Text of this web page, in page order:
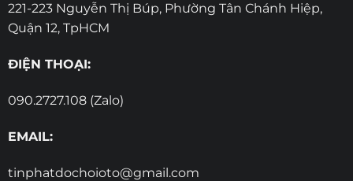
221-223 Nguyễn Thị Búp, Phường Tân Chánh Hiệp,
Quận 12, TpHCM
ĐIỆN THOẠI:
090.2727.108 (Zalo)
EMAIL:
tinphatdochoioto@gmail.com